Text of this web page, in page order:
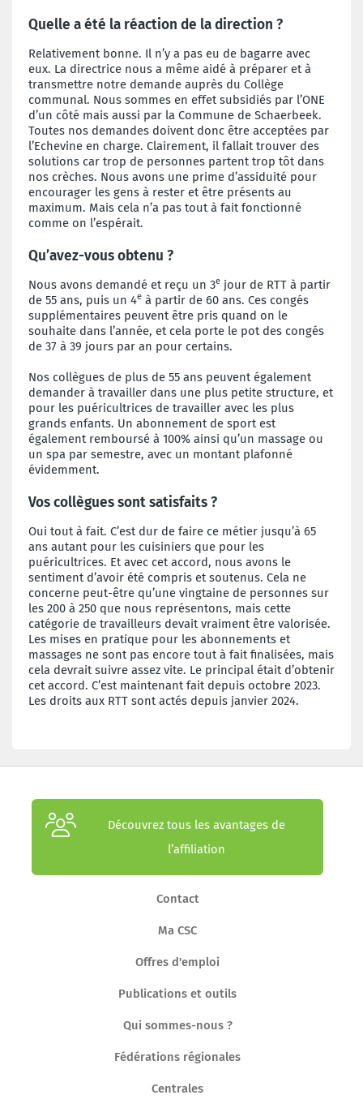
Quelle a été la réaction de la direction ?
Relativement bonne. Il n’y a pas eu de bagarre avec
eux. La directrice nous a même aidé à préparer et à
transmettre notre demande auprès du Collège
communal. Nous sommes en effet subsidiés par l’ONE
d’un côté mais aussi par la Commune de Schaerbeek.
Toutes nos demandes doivent donc être acceptées par
l’Echevine en charge. Clairement, il fallait trouver des
solutions car trop de personnes partent trop tôt dans
nos crèches. Nous avons une prime d’assiduité pour
encourager les gens à rester et être présents au
maximum. Mais cela n’a pas tout à fait fonctionné
comme on l’espérait.
Qu’avez-vous obtenu ?
Nous avons demandé et reçu un 3e jour de RTT à partir
de 55 ans, puis un 4e à partir de 60 ans. Ces congés
supplémentaires peuvent être pris quand on le
souhaite dans l’année, et cela porte le pot des congés
de 37 à 39 jours par an pour certains.
Nos collègues de plus de 55 ans peuvent également
demander à travailler dans une plus petite structure, et
pour les puéricultrices de travailler avec les plus
grands enfants. Un abonnement de sport est
également remboursé à 100% ainsi qu’un massage ou
un spa par semestre, avec un montant plafonné
évidemment.
Vos collègues sont satisfaits ?
Oui tout à fait. C’est dur de faire ce métier jusqu’à 65
ans autant pour les cuisiniers que pour les
puéricultrices. Et avec cet accord, nous avons le
sentiment d’avoir été compris et soutenus. Cela ne
concerne peut-être qu’une vingtaine de personnes sur
les 200 à 250 que nous représentons, mais cette
catégorie de travailleurs devait vraiment être valorisée.
Les mises en pratique pour les abonnements et
massages ne sont pas encore tout à fait finalisées, mais
cela devrait suivre assez vite. Le principal était d’obtenir
cet accord. C’est maintenant fait depuis octobre 2023.
Les droits aux RTT sont actés depuis janvier 2024.
Découvrez tous les avantages de
l’affiliation
Contact
Ma CSC
Offres d'emploi
Publications et outils
Qui sommes-nous ?
Fédérations régionales
Centrales